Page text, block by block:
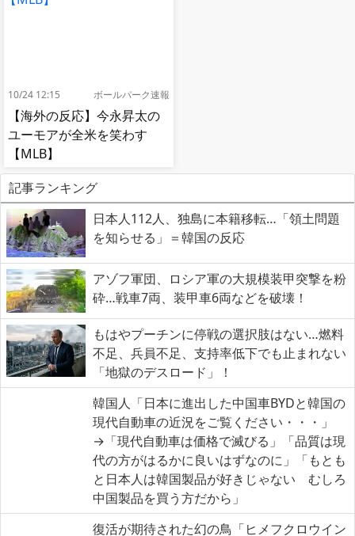
10/24 12:15 ボールパーク速報
【海外の反応】今永昇太の
ユーモアが全米を笑わす
【MLB】
記事ランキング
日本人112人、独島に本籍移転…「領土問題
を知らせる」＝韓国の反応
アゾフ軍団、ロシア軍の大規模装甲突撃を粉
砕…戦車7両、装甲車6両などを破壊！
もはやプーチンに停戦の選択肢はない…燃料
不足、兵員不足、支持率低下でも止まれない
「地獄のデスロード」！
韓国人「日本に進出した中国車BYDと韓国の
現代自動車の近況をご覧ください・・・」
→「現代自動車は価格で滅びる」「品質は現
代の方がはるかに良いはずなのに」「もとも
と日本人は韓国製品が好きじゃない むしろ
中国製品を買う方だから」
復活が期待された幻の鳥「ヒメフクロウイン